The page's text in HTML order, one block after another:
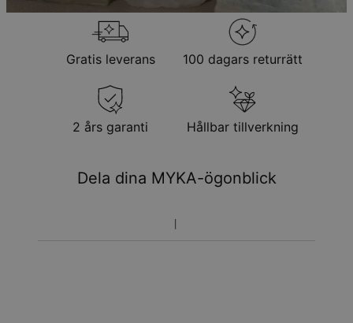
returneras för utbyte eller butikskredit
Gratis leverans 100 dagars returrätt
2 års garanti Hållbar tillverkning
Dela dina MYKA-ögonblick